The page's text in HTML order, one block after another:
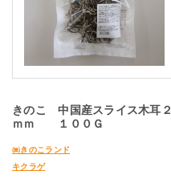
きのこ 中国産スライス木耳２
ｍｍ １００Ｇ
㈱きのこランド
キクラゲ